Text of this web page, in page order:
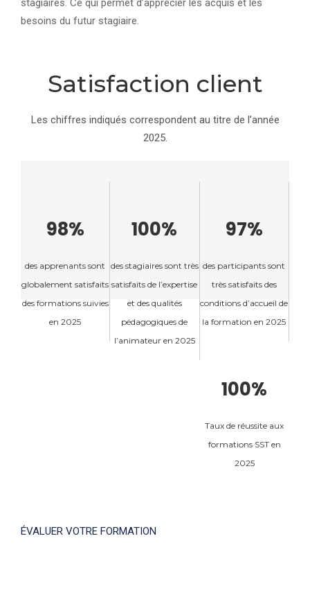
stagiaires. Ce qui permet d’apprécier les acquis et les
besoins du futur stagiaire.
Satisfaction client
Les chiffres indiqués correspondent au titre de l’année
2025.
98%
des apprenants sont
globalement satisfaits
des formations suivies
en 2025
100%
des stagiaires sont très
satisfaits de l’expertise
et des qualités
pédagogiques de
l’animateur en 2025
97%
des participants sont
très satisfaits des
conditions d’accueil de
la formation en 2025
100%
Taux de réussite aux
formations SST en
2025
ÉVALUER VOTRE FORMATION